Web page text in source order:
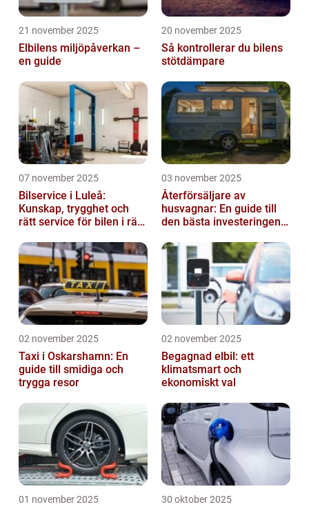
21 november 2025
Elbilens miljöpåverkan –
en guide
20 november 2025
Så kontrollerar du bilens
stötdämpare
07 november 2025
Bilservice i Luleå:
Kunskap, trygghet och
rätt service för bilen i rätt
03 november 2025
Återförsäljare av
husvagnar: En guide till
den bästa investeringen
02 november 2025
Taxi i Oskarshamn: En
guide till smidiga och
trygga resor
02 november 2025
Begagnad elbil: ett
klimatsmart och
ekonomiskt val
01 november 2025 30 oktober 2025